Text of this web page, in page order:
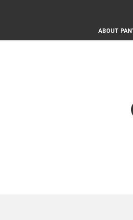
ABOUT
ABOUT